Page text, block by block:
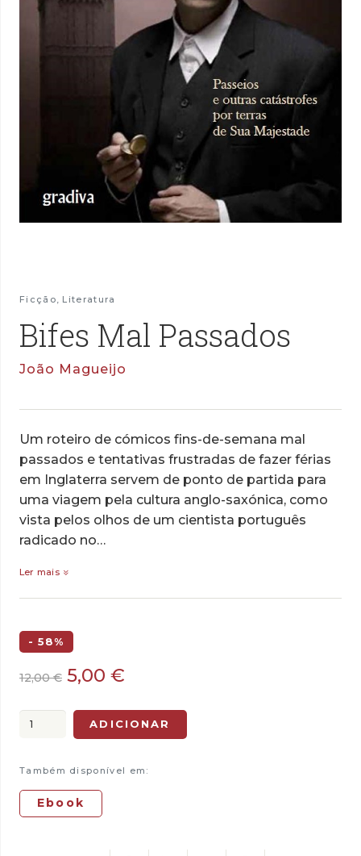
Ficção, Literatura
Bifes Mal Passados
João Magueijo
Um roteiro de cómicos fins-de-semana mal
passados e tentativas frustradas de fazer férias
em Inglaterra servem de ponto de partida para
uma viagem pela cultura anglo-saxónica, como
vista pelos olhos de um cientista português
radicado no…
Ler mais
- 58%
12,00€ O
original
era:
5,00 €
atual
é:
Quantidade
Passados
ADICIONAR
Também disponível em:
Ebook